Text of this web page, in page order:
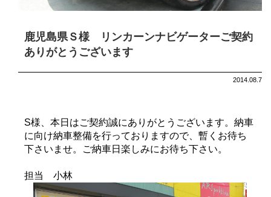
鹿児島県Ｓ様 リンカーンナビゲーターご契約
ありがとうございます
2014.08.7
S様、本日はご契約誠にありがとうございます。納車
に向け納車整備を行っておりますので、暫くお待ち
下さいませ。ご納車日楽しみにお待ち下さい。
担当 小林